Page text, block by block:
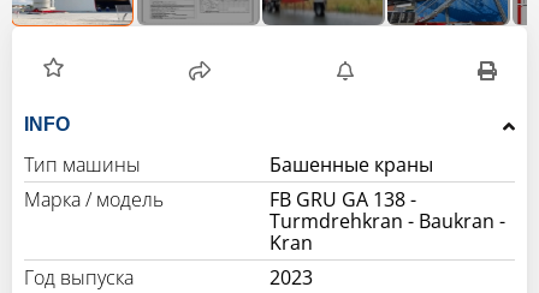
INFO
Тип машины
Башенные краны
Марка / модель
FB GRU GA 138 -
Turmdrehkran - Baukran -
Kran
Год выпуска
2023